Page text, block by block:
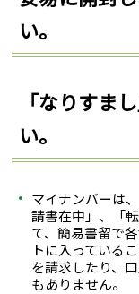
い。
「なりすま
い。
マイナンバーは
請書在中」、「
て、簡易書留で
トに入っている
を請求したり、
もありません。